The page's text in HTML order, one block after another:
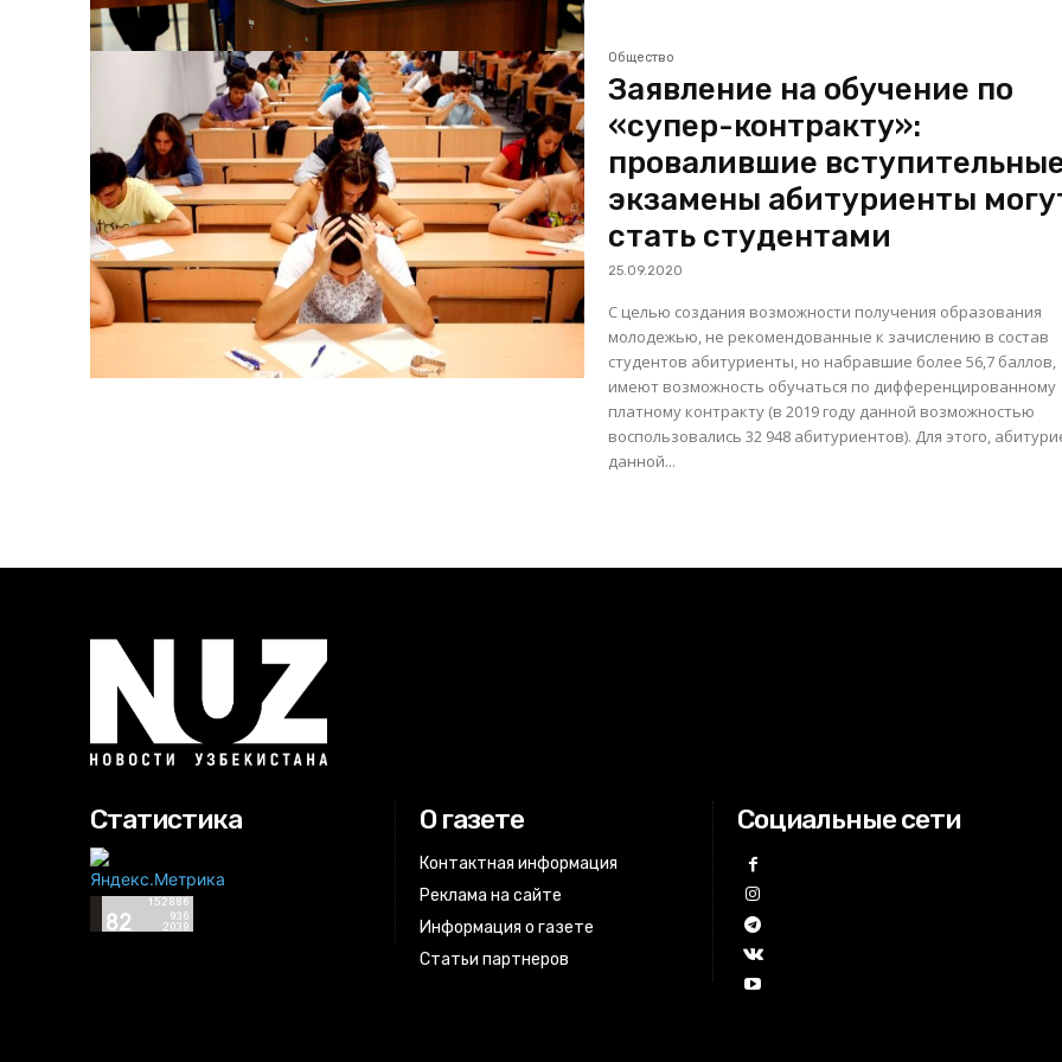
Общество
Заявление на обучение по
«супер-контракту»:
провалившие
экзамены абитуриенты
стать студентами
25.09.2020
С целью создания возможности получения образования
молодежью, не рекомендованные к зачислению в состав
студентов абитуриенты, но набравшие более 56,7 баллов,
имеют возможность обучаться по дифференцированному
платному контракту (в 2019 году данной возможностью
воспользовались 32 948 абитуриентов). Для этого, абитуриенты
данной...
Статистика О газете
Контактная информация
Реклама на сайте
Информация о газете
Статьи партнеров
Социальные сети